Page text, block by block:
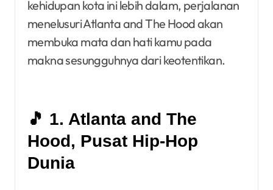
kehidupan kota ini lebih dalam, perjalanan
menelusuri Atlanta and The Hood akan
membuka mata dan hati kamu pada
makna sesungguhnya dari keotentikan.
🎵 1. Atlanta and The
Hood, Pusat Hip-Hop
Dunia